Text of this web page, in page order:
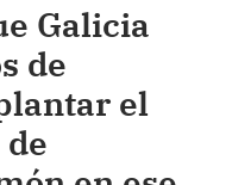
Galicia
de
el